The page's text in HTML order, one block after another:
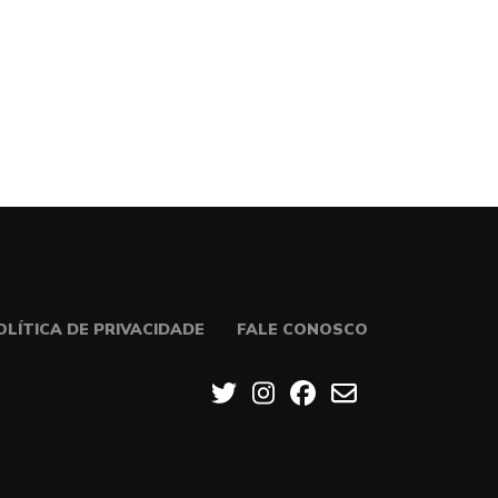
DE PRIVACIDADE FALE CONOSCO